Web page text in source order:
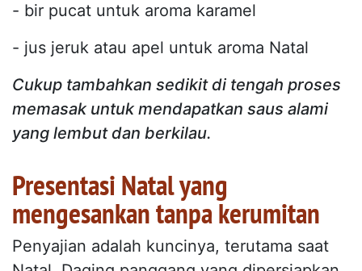
- bir pucat untuk aroma karamel
- jus jeruk atau apel untuk aroma Natal
Cukup tambahkan sedikit di tengah proses
memasak untuk mendapatkan saus alami
yang lembut dan berkilau.
Presentasi Natal yang
mengesankan tanpa kerumitan
Penyajian adalah kuncinya, terutama saat